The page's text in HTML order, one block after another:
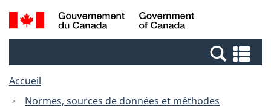
Passer
au
Passer
à
Canada
Recherche
et
et
Accueil
Normes, sources de données et méthodes